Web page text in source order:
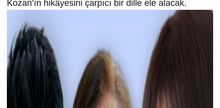
Kozan’ın hikâyesini çarpıcı bir dille ele alacak.